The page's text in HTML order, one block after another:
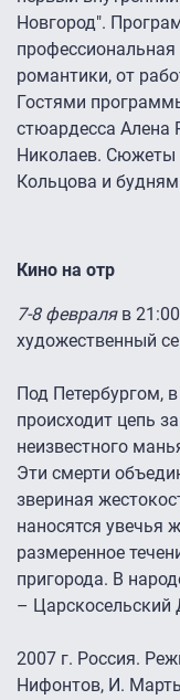
Новгород".
романтики, от
Гостями
стюардесса Алена
Николаев. Сюжеты
Кольцова и
Кино на отр
7-8 февраляв
художественный
Под Петербургом,
происходит цепь
неизвестного
Эти смерти
звериная
наносятся увечья
размеренное
пригорода. В
– Царскосельский
2007 г. Россия.
Нифонтов, И.